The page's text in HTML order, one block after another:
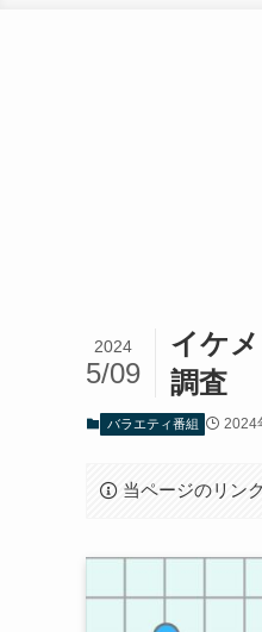
イケ
調査
2024
5/09
バラエティ番組 2024
当ページのリン